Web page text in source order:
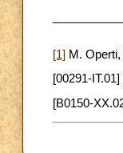
[1] M. Operti,
[00291-
[B0150-